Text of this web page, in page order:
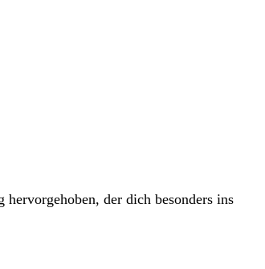
der dich besonders ins